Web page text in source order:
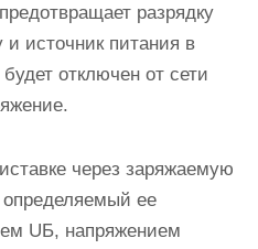
разрядку
и источник питания в
отключен от сети
через заряжаемую
определяемый ее
UБ, напряжением